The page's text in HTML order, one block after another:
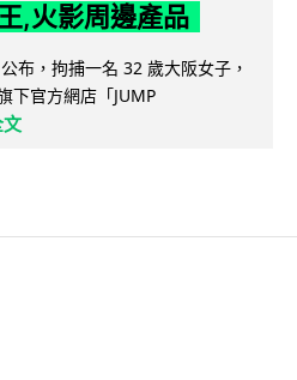
,火影周邊產品
布，拘捕一名 32 歲大阪女子，
下官方網店「JUMP
文